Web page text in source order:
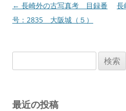
投
稿
ョ
← 長崎外の古写真考 目録番
号：2835 大阪城（５）
長
索:
最近の投稿